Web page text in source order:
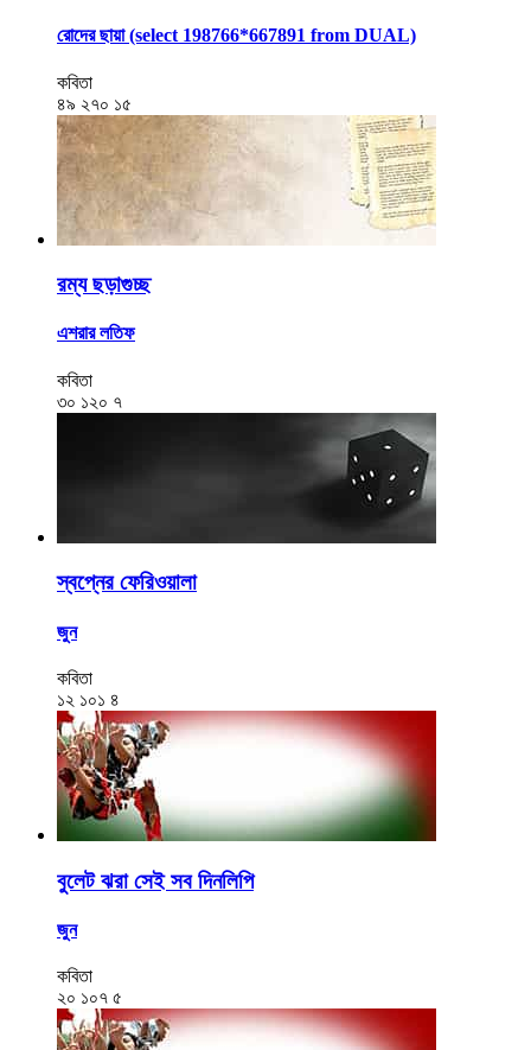
রোদের ছায়া (select 198766*667891 from DUAL)
কবিতা
৪৯ ২৭০ ১৫
রম্য ছড়াগুচ্ছ
এশরার লতিফ
কবিতা
৩০ ১২০ ৭
স্বপ্নের ফেরিওয়ালা
জুন
কবিতা
১২ ১০১ ৪
বুলেট ঝরা সেই সব দিনলিপি
জুন
কবিতা
২০ ১০৭ ৫